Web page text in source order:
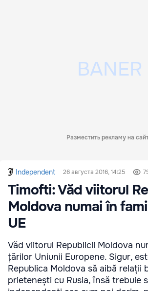
Разместить рекламу на
Independent 26 августа 2016, 14:25
Timofti: Văd viitorul
Moldova numai în
UE
Văd viitorul Republicii Moldova
țărilor Uniunii Europene. Sigur,
Republica Moldova să aibă relații
prietenești cu Rusia, însă trebuie